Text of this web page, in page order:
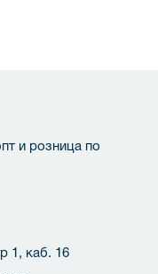
и розница по
1, каб. 16